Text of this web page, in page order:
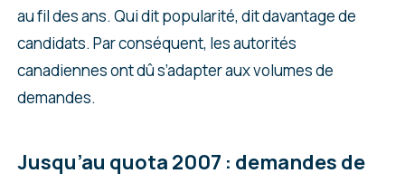
au fil des ans. Qui dit popularité, dit davantage de
candidats. Par conséquent, les autorités
canadiennes ont dû s’adapter aux volumes de
demandes.
Jusqu’au quota 2007 : demandes de